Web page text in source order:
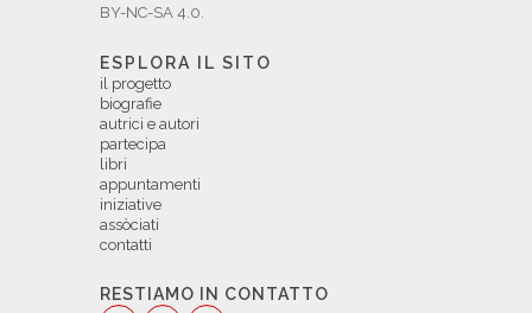
BY-NC-SA 4.0.
ESPLORA IL SITO
il progetto
biografie
autrici e autori
partecipa
libri
appuntamenti
iniziative
assòciati
contatti
RESTIAMO IN CONTATTO